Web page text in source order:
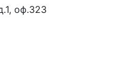
оф.323